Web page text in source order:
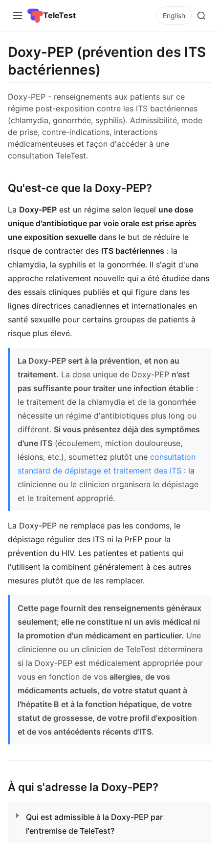
TeleTest English
Doxy-PEP (prévention des ITS
bactériennes)
Doxy-PEP - renseignements aux patients sur ce
régime post-exposition contre les ITS bactériennes
(chlamydia, gonorrhée, syphilis). Admissibilité, mode
de prise, contre-indications, interactions
médicamenteuses et façon d'accéder à une
consultation TeleTest.
Qu'est-ce que la Doxy-PEP?
La Doxy-PEP est un régime selon lequel une dose
unique d'antibiotique par voie orale est prise après
une exposition sexuelle dans le but de réduire le
risque de contracter des ITS bactériennes : la
chlamydia, la syphilis et la gonorrhée. Il s'agit d'une
approche relativement nouvelle qui a été étudiée dans
des essais cliniques publiés et qui figure dans les
lignes directrices canadiennes et internationales en
santé sexuelle pour certains groupes de patients à
risque plus élevé.
La Doxy-PEP sert à la prévention, et non au
traitement. La dose unique de Doxy-PEP n'est
pas suffisante pour traiter une infection établie :
le traitement de la chlamydia et de la gonorrhée
nécessite un régime d'antibiotiques plus long ou
différent. Si vous présentez déjà des symptômes
d'une ITS (écoulement, miction douloureuse,
lésions, etc.), soumettez plutôt une consultation
standard de dépistage et traitement des ITS : la
clinicienne ou le clinicien organisera le dépistage
et le traitement approprié.
La Doxy-PEP ne remplace pas les condoms, le
dépistage régulier des ITS ni la PrEP pour la
prévention du HIV. Les patientes et patients qui
l'utilisent la combinent généralement à ces autres
mesures plutôt que de les remplacer.
Cette page fournit des renseignements généraux
seulement; elle ne constitue ni un avis médical ni
la promotion d'un médicament en particulier. Une
clinicienne ou un clinicien de TeleTest déterminera
si la Doxy-PEP est médicalement appropriée pour
vous en fonction de vos allergies, de vos
médicaments actuels, de votre statut quant à
l'hépatite B et à la fonction hépatique, de votre
statut de grossesse, de votre profil d'exposition
et de vos antécédents récents d'ITS.
À qui s'adresse la Doxy-PEP?
Qui est admissible à la Doxy-PEP par
l'entremise de TeleTest?